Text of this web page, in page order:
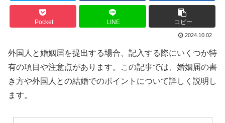
Pocket LINE コピー
2024.10.02
外国人と婚姻届を提出する場合、記入する際にいくつか特
有の項目や注意点があります。この記事では、婚姻届の書
き方や外国人との結婚でのポイントについて詳しく説明し
ます。